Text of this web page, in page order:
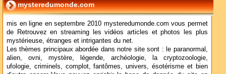
mysteredumonde.com
mis en ligne en septembre 2010 mysteredumonde.com vous permet
de Retrouvez en streaming les vidéos articles et photos les plus
mystérieuse, étranges et intrigantes du net.
Les thèmes principaux abordée dans notre site sont : le paranormal,
alien, ovni, mystère, légende, archéologie, la cryptozoologie,
ufologie, criminels, complot, fantômes, univers, ésotérisme et bien